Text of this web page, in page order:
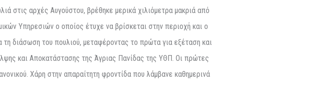
στις αρχές Αυγούστου, βρέθηκε μερικά χιλιόμετρα μακριά από
Υπηρεσιών ο οποίος έτυχε να βρίσκεται στην περιοχή και ο
διάσωση του πουλιού, μεταφέροντας το πρώτα για εξέταση και
και Αποκατάστασης της Άγριας Πανίδας της ΥΘΠ. Οι πρώτες
Χάρη στην απαραίτητη φροντίδα που λάμβανε καθημερινά